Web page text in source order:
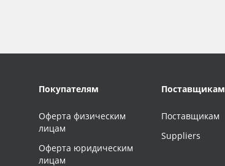
Покупателям
Оферта физическим
лицам
Оферта юридическим
лицам
Поставщикам
Поставщикам
Suppliers